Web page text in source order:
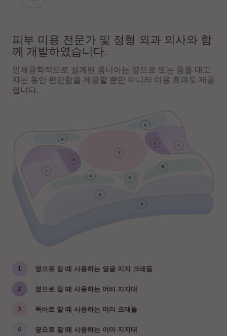
피부 미용 전문가 및 정형 외과 의사와 함
께 개발하였습니다.
인체공학적으로 설계된 옴니아는 옆으로 또는 등을 대고
자는 동안 편안함을 제공할 뿐만 아니라 미용 효과도 제공
합니다.
옆으로 잘 때 사용하는 얼굴 지지 크래들
옆으로 잘 때 사용하는 머리 지지대
똑바로 잘 때 사용하는 머리 크래들
옆으로 잘 때 사용하는 이마 지지대